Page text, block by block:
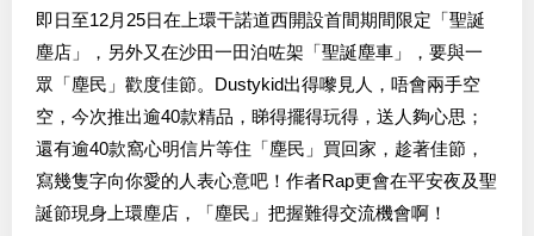
即日至12月25日在上環干諾道西開設首間期間限定「聖誕
塵店」，另外又在沙田一田泊咗架「聖誕塵車」，要與一
眾「塵民」歡度佳節。Dustykid出得嚟見人，唔會兩手空
空，今次推出逾40款精品，睇得擺得玩得，送人夠心思；
還有逾40款窩心明信片等住「塵民」買回家，趁著佳節，
寫幾隻字向你愛的人表心意吧！作者Rap更會在平安夜及聖
誕節現身上環塵店，「塵民」把握難得交流機會啊！